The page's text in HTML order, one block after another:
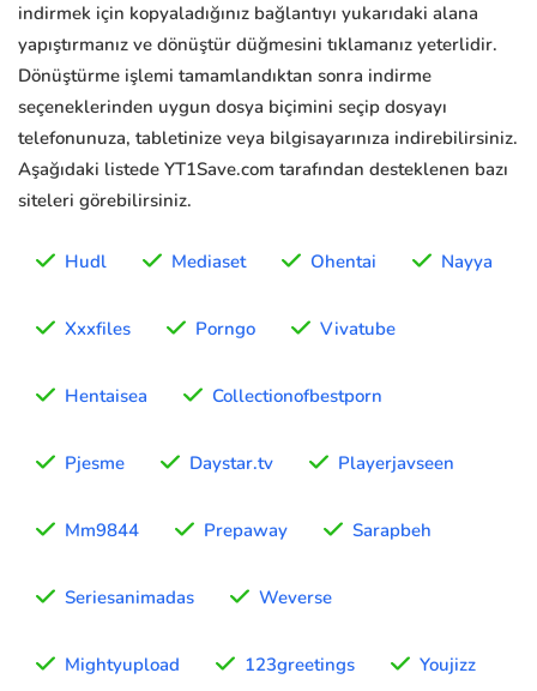
indirmek için kopyaladığınız bağlantıyı yukarıdaki alana
yapıştırmanız ve dönüştür düğmesini tıklamanız yeterlidir.
Dönüştürme işlemi tamamlandıktan sonra indirme
seçeneklerinden uygun dosya biçimini seçip dosyayı
telefonunuza, tabletinize veya bilgisayarınıza indirebilirsiniz.
Aşağıdaki listede YT1Save.com tarafından desteklenen bazı
siteleri görebilirsiniz.
Hudl Mediaset Ohentai Nayya
Xxxfiles Porngo Vivatube
Hentaisea Collectionofbestporn
Pjesme Daystar.tv Playerjavseen
Mm9844 Prepaway Sarapbeh
Seriesanimadas Weverse
Mightyupload 123greetings Youjizz